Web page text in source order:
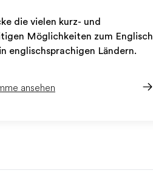
die vielen kurz- und
Möglichkeiten zum Englisch
englischsprachigen Ländern.
ansehen